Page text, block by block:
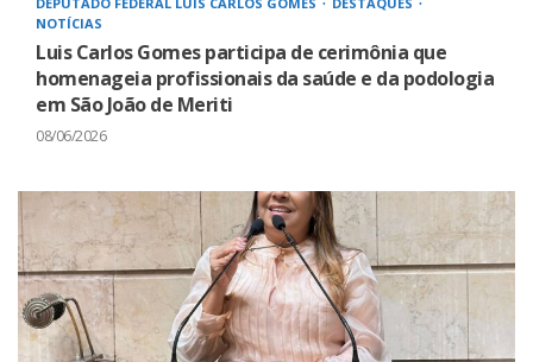
NOTÍCIAS
Luis Carlos Gomes participa de cerimônia que
homenageia profissionais da saúde e da podologia
em São João de Meriti
08/06/2026